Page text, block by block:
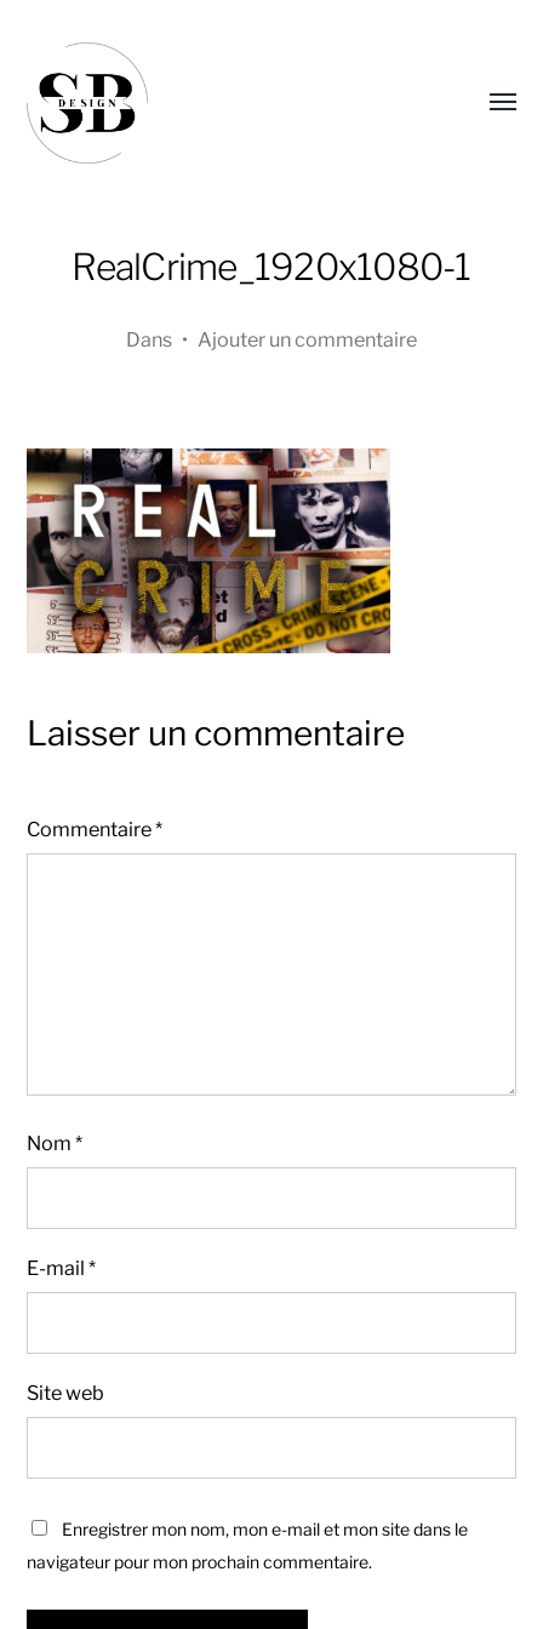
Sandra
Boucher
RealCrime_1920x1080-1
Dans • Ajouter un commentaire
Laisser un commentaire
Commentaire*
Nom*
E-mail*
Site web
Enregistrer mon nom, mon e-mail et mon site dans le
navigateur pour mon prochain commentaire.